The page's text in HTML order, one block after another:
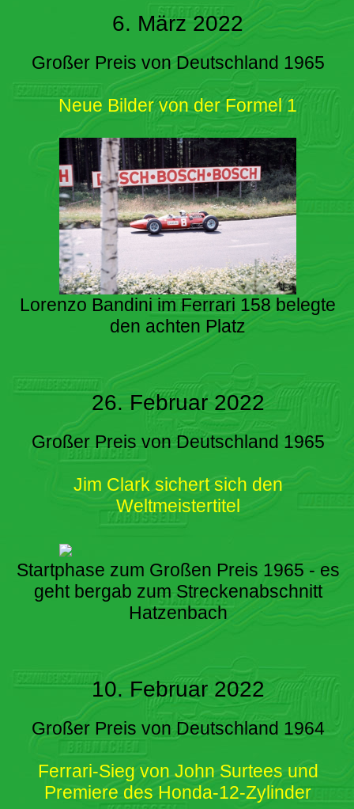
6. März 2022
Großer Preis von Deutschland 1965
Neue Bilder von der Formel 1
Lorenzo Bandini im Ferrari 158 belegte
den achten Platz
26. Februar 2022
Großer Preis von Deutschland 1965
Jim Clark sichert sich den
Weltmeistertitel
Startphase zum Großen Preis 1965 - es
geht bergab zum Streckenabschnitt
Hatzenbach
10. Februar 2022
Großer Preis von Deutschland 1964
Ferrari-Sieg von John Surtees und
Premiere des Honda-12-Zylinder